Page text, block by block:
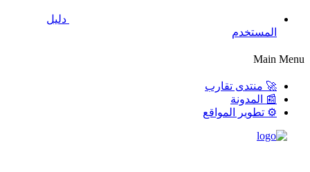
دليل
المستخدم
Main Menu
🚀 منتدى تقارب
📰 المدونة
⚙️ تطوير المواقع